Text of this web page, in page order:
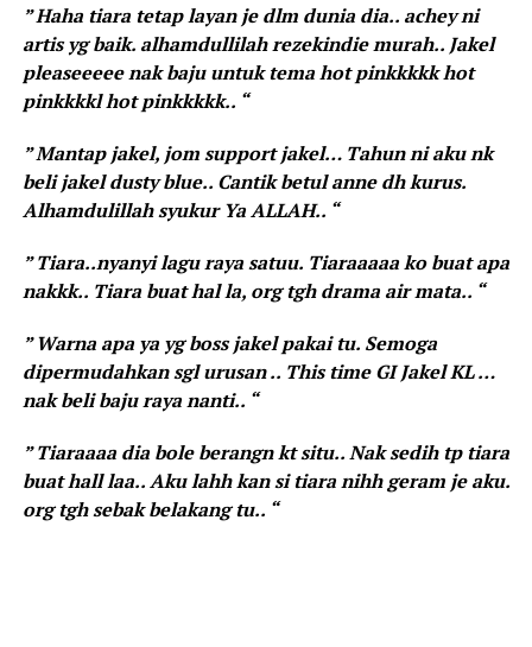
” Haha tiara tetap layan je dlm dunia dia.. achey ni
artis yg baik. alhamdullilah rezekindie murah.. Jakel
pleaseeeee nak baju untuk tema hot pinkkkkk hot
pinkkkkl hot pinkkkkk.. “
” Mantap jakel, jom support jakel… Tahun ni aku nk
beli jakel dusty blue.. Cantik betul anne dh kurus.
Alhamdulillah syukur Ya ALLAH.. “
” Tiara..nyanyi lagu raya satuu. Tiaraaaaa ko buat apa
nakkk.. Tiara buat hal la, org tgh drama air mata.. “
” Warna apa ya yg boss jakel pakai tu. Semoga
dipermudahkan sgl urusan .. This time GI Jakel KL …
nak beli baju raya nanti.. “
” Tiaraaaa dia bole berangn kt situ.. Nak sedih tp tiara
buat hall laa.. Aku lahh kan si tiara nihh geram je aku.
org tgh sebak belakang tu.. “